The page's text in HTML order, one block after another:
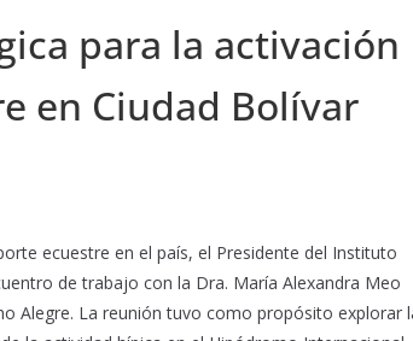
para la activación
en Ciudad Bolívar
ecuestre en el país, el Presidente del Instituto
de trabajo con la Dra. María Alexandra Meo
Alegre. La reunión tuvo como propósito explorar